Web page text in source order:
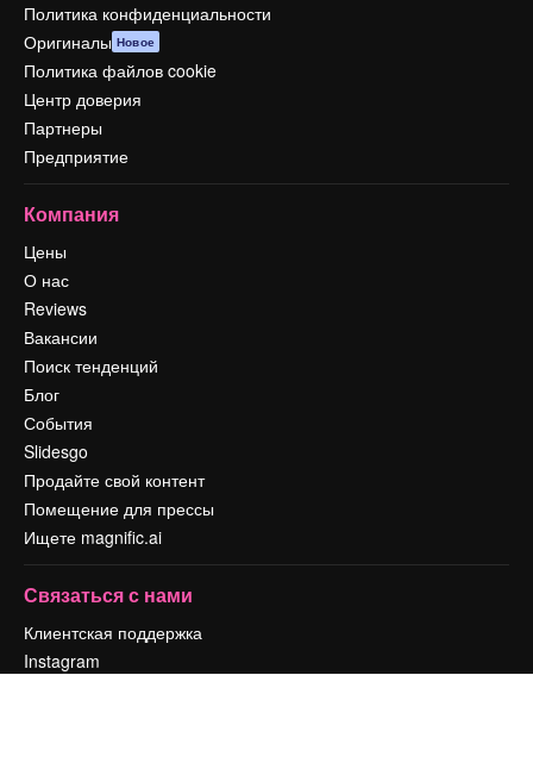
Политика конфиденциальности
Оригиналы Новое
Политика файлов cookie
Центр доверия
Партнеры
Предприятие
Компания
Цены
О нас
Reviews
Вакансии
Поиск тенденций
Блог
События
Slidesgo
Продайте свой контент
Помещение для прессы
Ищете magnific.ai
Связаться с нами
Клиентская поддержка
Instagram